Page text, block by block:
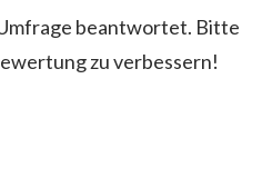
beantwortet. Bitte
zu verbessern!